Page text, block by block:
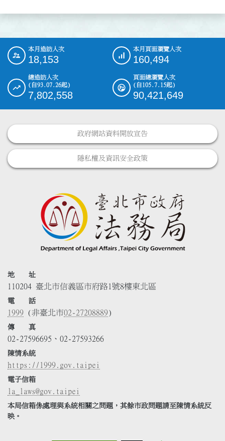
::: 本月造訪人次
18,153
本月頁面瀏覽人次
160,494
總造訪人次
(自93.07.26起)
7,802,558
頁面總瀏覽人次
(自105.7.15起)
90,421,649
政府網站資料開放宣告
隱私權及資訊安全政策
地 址
110204 臺北市信義區市府路1號8樓東北區
電 話
1999 (非臺北市02-27208889)
傳 真
02-27596695、02-27593266
陳情系統
https://1999.gov.taipei
電子信箱
la_laws@gov.taipei
本局信箱係處理與系統相關之問題，其餘市政問題請至陳情系統反
映。